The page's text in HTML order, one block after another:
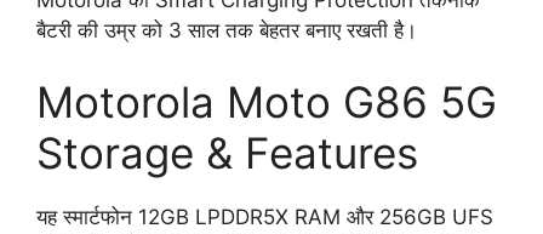
बैटरी की उम्र को 3 साल तक बेहतर बनाए रखती है।
Motorola Moto G86 5G
Storage & Features
यह स्मार्टफोन 12GB LPDDR5X RAM और 256GB UFS